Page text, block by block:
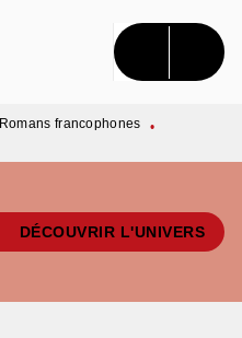
CONTENU
Romans francophones
•
DÉCOUVRIR L'UNIVERS